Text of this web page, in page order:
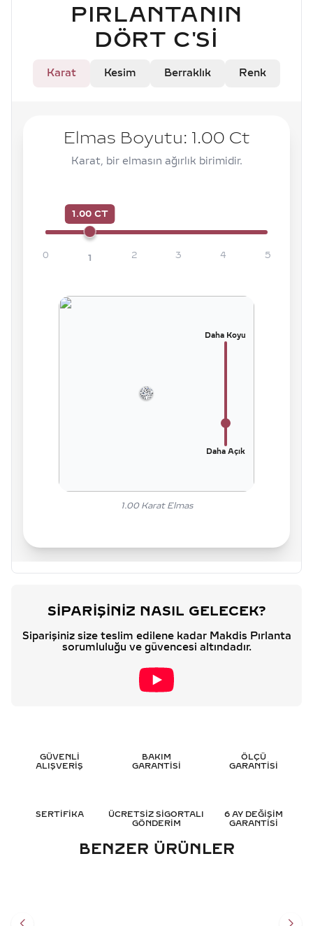
PIRLANTANIN
DÖRT C'SI
Karat Kesim Berraklık Renk
Elmas Boyutu: 1.00 Ct
Karat, bir elmasın ağırlık birimidir.
1.00 CT
0 1 2 3 4 5
Daha Koyu
Daha Açık
1.00Karat Elmas
SIPARIŞINIZ NASIL GELECEK?
Siparişiniz size teslim edilene kadar Makdis Pırlanta
sorumluluğu ve güvencesi altındadır.
GÜVENLİ
ALIŞVERİŞ
BAKIM
GARANTİSİ
ÖLÇÜ
GARANTİSİ
SERTİFİKA
ÜCRETSİZ SİGORTALI
GÖNDERİM
6 AY DEĞİŞİM
GARANTİSİ
BENZER ÜRÜNLER